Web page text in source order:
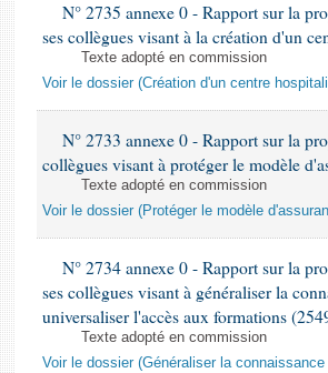
N° 2735 annexe 0 - Rapport sur la
ses collègues visant à la création d'un
Texte adopté en commission
Voir le dossier (Création d'un centre
N° 2733 annexe 0 - Rapport sur la
collègues visant à protéger le modèle
Texte adopté en commission
Voir le dossier (Protéger le modèle
N° 2734 annexe 0 - Rapport sur la
ses collègues visant à généraliser la
universaliser l'accès aux formations
Texte adopté en commission
Voir le dossier (Généraliser la